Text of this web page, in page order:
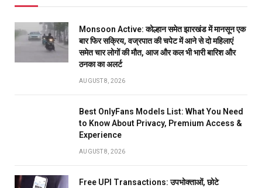
Monsoon Active: कोल्हान समेत झारखंड में मानसून एक
बार फिर सक्रिय, वज्रपात की चपेट में आने से दो महिलाएं
समेत चार लोगों की मौत, आज और कल भी भारी बारिश और
ठनका का अलर्ट
AUGUST 8, 2026
Best OnlyFans Models List: What You Need
to Know About Privacy, Premium Access &
Experience
AUGUST 8, 2026
Free UPI Transactions: उपभोक्ताओं, छोटे